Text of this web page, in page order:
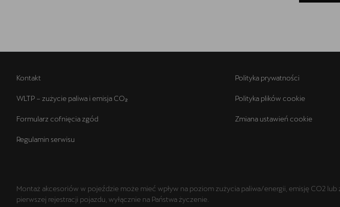
Kontakt
WLTP – zużycie paliwa i emisja CO₂
Formularz cofnięcia zgód
Regulamin serwisu
Polityka prywatności
Polityka plików cookie
Zmiana ustawień cookie
Montaż akcesoriów w pojeździe może mieć wpływ na poziom zużycia paliwa/energii, emisję CO2
pierwszej rejestracji pojazdu, wyłącznie na Państwa życzenie.